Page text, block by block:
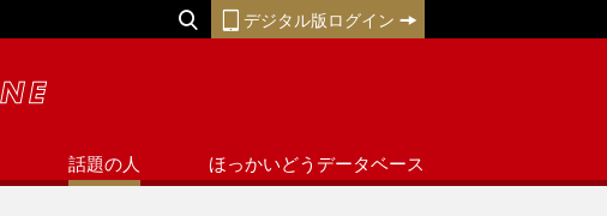
デジタル版ログイン
話題の人 ほっかいどうデータベース